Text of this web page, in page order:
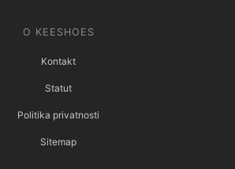
O KEESHOES
Kontakt
Statut
Politika privatnosti
Sitemap